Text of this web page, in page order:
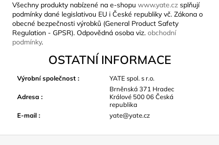
Všechny produkty nabízené na e-shopu www.yate.cz splňují
podmínky dané legislativou EU i České republiky vč. Zákona o
obecné bezpečnosti výrobků (General Product Safety
Regulation - GPSR). Odpovědná osoba viz. obchodní
podmínky.
OSTATNÍ INFORMACE
Výrobní společnost : YATE spol. s r.o.
Adresa :
Brněnská 371 Hradec
Králové 500 06 Česká
republika
E-mail : yate@yate.cz